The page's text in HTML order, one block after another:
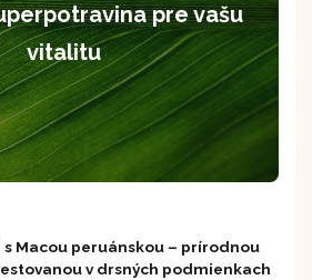
pre vašu
vitalitu
s Macou peruánskou – prírodnou
v drsných podmienkach